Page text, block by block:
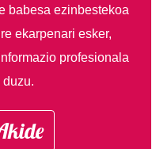
babesa ezinbestekoa
ekarpenari esker,
profesionala